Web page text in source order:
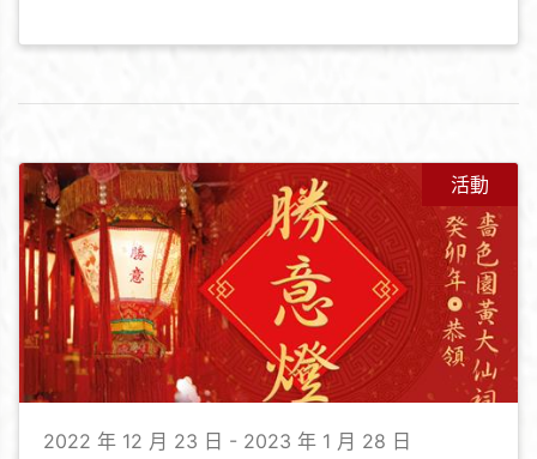
活動
2022 年 12 月 23 日 - 2023 年 1 月 28 日